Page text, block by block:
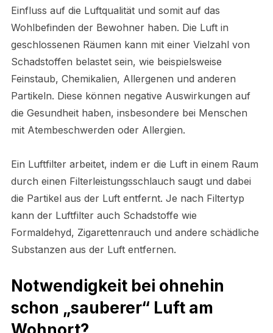
Einfluss auf die Luftqualität und somit auf das
Wohlbefinden der Bewohner haben. Die Luft in
geschlossenen Räumen kann mit einer Vielzahl von
Schadstoffen belastet sein, wie beispielsweise
Feinstaub, Chemikalien, Allergenen und anderen
Partikeln. Diese können negative Auswirkungen auf
die Gesundheit haben, insbesondere bei Menschen
mit Atembeschwerden oder Allergien.
Ein Luftfilter arbeitet, indem er die Luft in einem Raum
durch einen Filterleistungsschlauch saugt und dabei
die Partikel aus der Luft entfernt. Je nach Filtertyp
kann der Luftfilter auch Schadstoffe wie
Formaldehyd, Zigarettenrauch und andere schädliche
Substanzen aus der Luft entfernen.
Notwendigkeit bei ohnehin
schon „sauberer“ Luft am